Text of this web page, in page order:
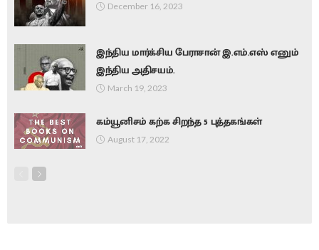
December 16, 2023
இந்திய மார்க்சிய பேராசான் இ.எம்.எஸ் எனும்
இந்திய அதிசயம்.
March 19, 2023
கம்யூனிசம் கற்க சிறந்த 5 புத்தகங்கள்
August 17, 2022